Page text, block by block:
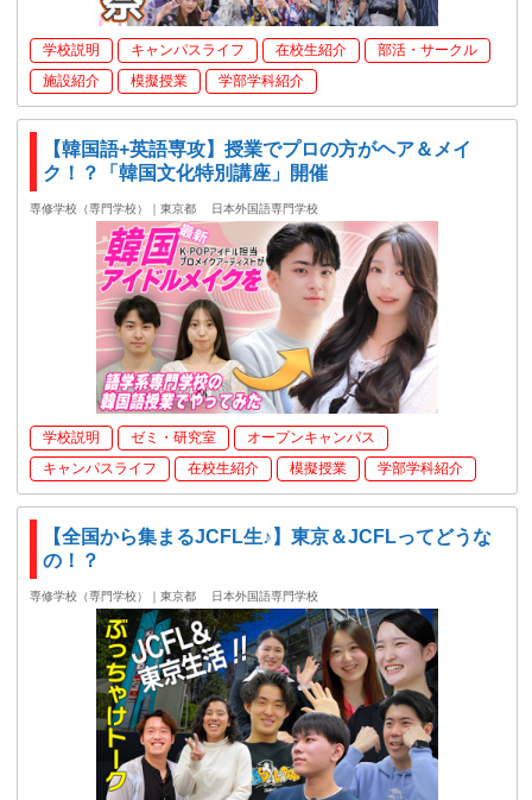
学校説明 キャンパスライフ 在校生紹介
部活・サークル
施設紹介
模擬授業 学部学科紹介
【韓国語+英語専攻】授業でプロの方がヘア＆メイ
ク！？「韓国文化特別講座」開催
専修学校（専門学校）｜東京都 日本外国語専門学校
学校説明 ゼミ・研究室
オープンキャンパス
キャンパスライフ
在校生紹介 模擬授業 学部学科紹介
【全国から集まるJCFL生♪】東京＆JCFLってどうな
の！？
専修学校（専門学校）｜東京都 日本外国語専門学校